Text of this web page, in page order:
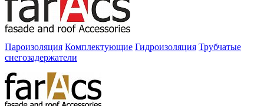
Пароизоляция Комплектующие Гидроизоляция Трубчатые
снегозадержатели